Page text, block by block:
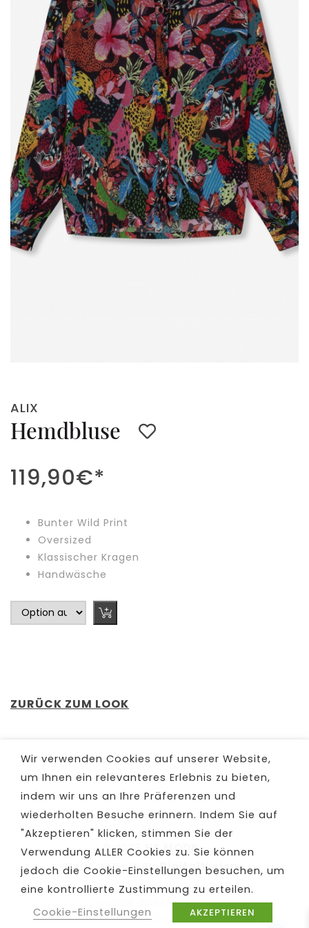
ALIX
Hemdbluse
119,90€*
Bunter Wild Print
Oversized
Klassischer Kragen
Handwäsche
ZURÜCK ZUM LOOK
© 2023HS MODE-
MADE WITH
BYDigitalVision
COOKIE-EINSTELLUNGEN
IMPRESSUM
Wir verwenden Cookies auf unserer Website,
um Ihnen ein relevanteres Erlebnis zu bieten,
indem wir uns an Ihre Präferenzen und
wiederholten Besuche erinnern. Indem Sie auf
"Akzeptieren" klicken, stimmen Sie der
Verwendung ALLER Cookies zu. Sie können
jedoch die Cookie-Einstellungen besuchen, um
eine kontrollierte Zustimmung zu erteilen.
Cookie-Einstellungen
AKZEPTIEREN